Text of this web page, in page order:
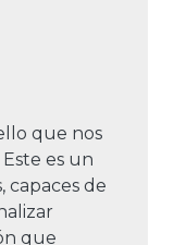
que nos
es un
capaces de
que